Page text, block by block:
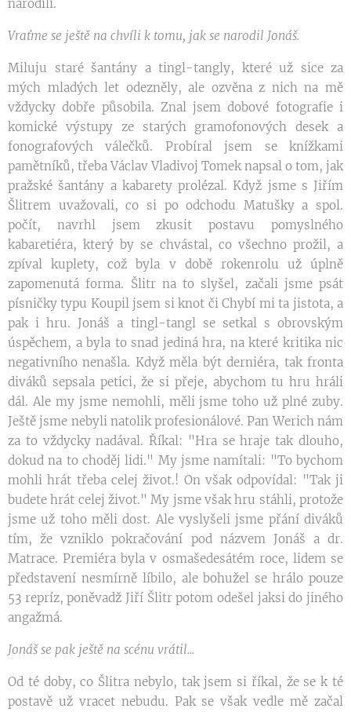
narodili.
Vraťme se ještě na chvíli k tomu, jak se narodil Jonáš.
Miluju staré šantány a tingl-tangly, které už sice za
mých mladých let odezněly, ale ozvěna z nich na mě
vždycky dobře působila. Znal jsem dobové fotografie i
komické výstupy ze starých gramofonových desek a
fonografových válečků. Probíral jsem se knížkami
pamětníků, třeba Václav Vladivoj Tomek napsal o tom, jak
pražské šantány a kabarety prolézal. Když jsme s Jiřím
Šlitrem uvažovali, co si po odchodu Matušky a spol.
počít, navrhl jsem zkusit postavu pomyslného
kabaretiéra, který by se chvástal, co všechno prožil, a
zpíval kuplety, což byla v době rokenrolu už úplně
zapomenutá forma. Šlitr na to slyšel, začali jsme psát
písničky typu Koupil jsem si knot či Chybí mi ta jistota, a
pak i hru. Jonáš a tingl-tangl se setkal s obrovským
úspěchem, a byla to snad jediná hra, na které kritika nic
negativního nenašla. Když měla být derniéra, tak fronta
diváků sepsala petici, že si přeje, abychom tu hru hráli
dál. Ale my jsme nemohli, měli jsme toho už plné zuby.
Ještě jsme nebyli natolik profesionálové. Pan Werich nám
za to vždycky nadával. Říkal: "Hra se hraje tak dlouho,
dokud na to choděj lidi." My jsme namítali: "To bychom
mohli hrát třeba celej život.! On však odpovídal: "Tak ji
budete hrát celej život." My jsme však hru stáhli, protože
jsme už toho měli dost. Ale vyslyšeli jsme přání diváků
tím, že vzniklo pokračování pod názvem Jonáš a dr.
Matrace. Premiéra byla v osmašedesátém roce, lidem se
představení nesmírně líbilo, ale bohužel se hrálo pouze
53 repríz, poněvadž Jiří Šlitr potom odešel jaksi do jiného
angažmá.
Jonáš se pak ještě na scénu vrátil...
Od té doby, co Šlitra nebylo, tak jsem si říkal, že se k té
postavě už vracet nebudu. Pak se však vedle mě začal